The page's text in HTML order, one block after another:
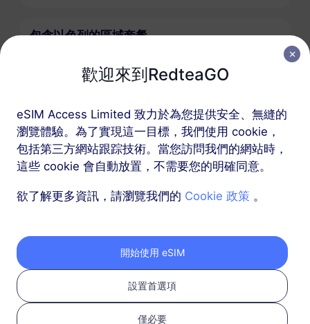
包含以色列的區域套餐
中東（10+國家）
USD 6.80
詳情
中東（10+國家）
3 GB
中東（10+國家）
USD 16.00
詳情
歡迎來到RedteaGO
eSIM Access Limited 致力於為您提供安全、無縫的
瀏覽體驗。為了實現這一目標，我們使用 cookie，
包括第三方網站跟踪技術。當您訪問我們的網站時，
這些 cookie 會自動放置，不需要您的明確同意。
欲了解更多資訊，請瀏覽我們的 Cookie 政策 。
開始使用 eSIM
設置首選項
僅必要